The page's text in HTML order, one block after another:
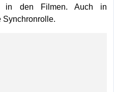
in den Filmen. Auch in
Synchronrolle.